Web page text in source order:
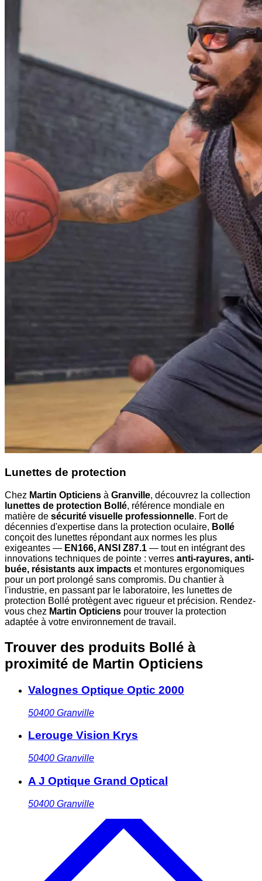
Lunettes de protection
Chez Martin Opticiens à Granville, découvrez la collection
lunettes de protection Bollé, référence mondiale en
matière de sécurité visuelle professionnelle. Fort de
décennies d'expertise dans la protection oculaire, Bollé
conçoit des lunettes répondant aux normes les plus
exigeantes — EN166, ANSI Z87.1 — tout en intégrant des
innovations techniques de pointe : verres anti-rayures, anti-
buée, résistants aux impacts et montures ergonomiques
pour un port prolongé sans compromis. Du chantier à
l'industrie, en passant par le laboratoire, les lunettes de
protection Bollé protègent avec rigueur et précision. Rendez-
vous chez Martin Opticiens pour trouver la protection
adaptée à votre environnement de travail.
Trouver des produits Bollé à
proximité de Martin Opticiens
Valognes Optique Optic 2000
50400 Granville
Lerouge Vision Krys
50400 Granville
A J Optique Grand Optical
50400 Granville